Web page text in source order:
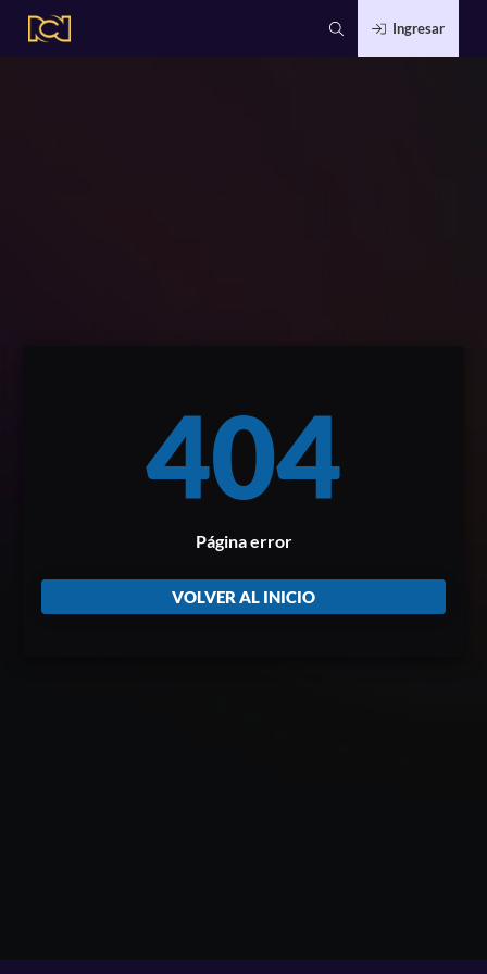
Ingresar
404
Página error
VOLVER AL INICIO